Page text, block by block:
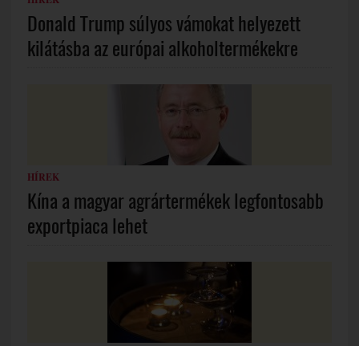
Donald Trump súlyos vámokat helyezett
kilátásba az európai alkoholtermékekre
HÍREK
Kína a magyar agrártermékek legfontosabb
exportpiaca lehet